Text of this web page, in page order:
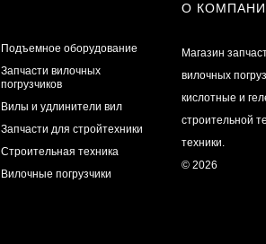
Подъемное оборудование
Запчасти вилочных
погрузчиков
Вилы и удлинители вил
Запчасти для стройтехники
Строительная техника
Вилочные погрузчики
О
Магазин
вилочных
кислотные и
строительной
техники.
© 2026